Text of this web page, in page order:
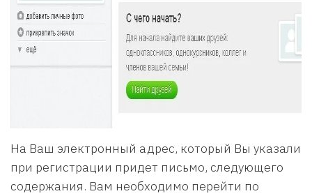
На Ваш электронный адрес, который Вы указали
при регистрации придет письмо, следующего
содержания. Вам необходимо перейти по